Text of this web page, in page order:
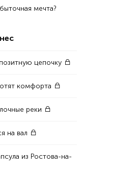
мечта?
цепочку
комфорта
реки
на вал
из Ростова-на-